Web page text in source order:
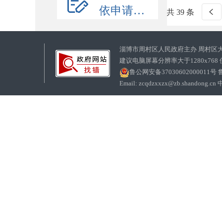
依申请公开
共 39 条
淄博市周村区人民政府主办 周村区
建议电脑屏幕分辨率大于1280x768
鲁公网安备37030602000011号
Email: zcqdzxxzx@zb.shandong.cn